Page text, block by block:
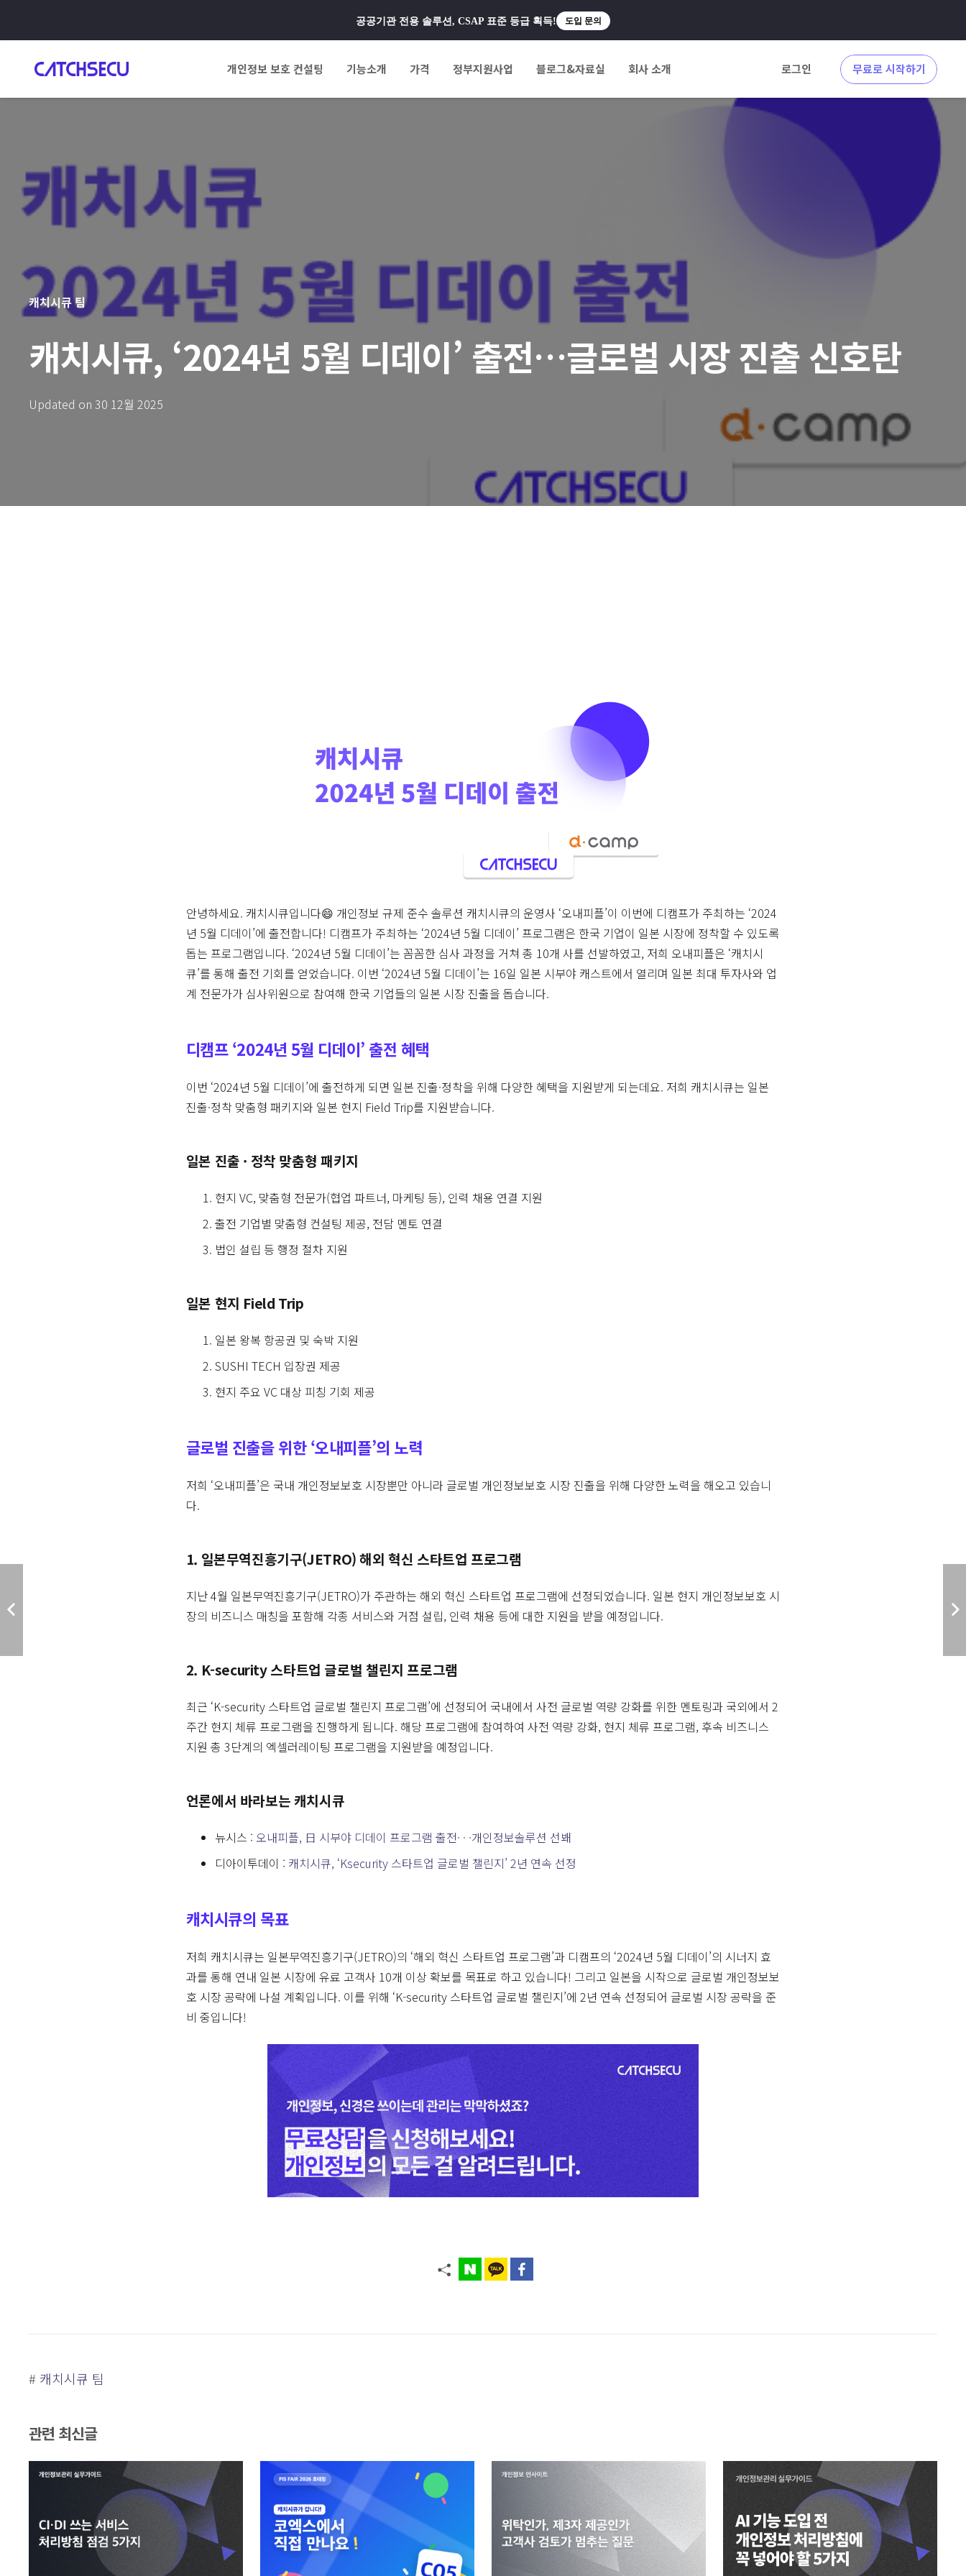
공공기관 전용 솔루션, CSAP 표준 등급 획득! 도입 문의
개인정보 보호 컨설팅 기능소개 가격 정부지원사업 블로그&자료실 회사 소개 로그인 무료로 시작하기
캐치시큐 팀
캐치시큐, ‘2024년 5월 디데이’ 출전…글로벌 시장 진출 신호탄
Updated on 30 12월 2025
안녕하세요. 캐치시큐입니다😄 개인정보 규제 준수 솔루션 캐치시큐의 운영사 ‘오내피플’이 이번에 디캠프가 주최하는 ‘2024
년 5월 디데이’에 출전합니다! 디캠프가 주최하는 ‘2024년 5월 디데이’ 프로그램은 한국 기업이 일본 시장에 정착할 수 있도록
돕는 프로그램입니다. ‘2024년 5월 디데이’는 꼼꼼한 심사 과정을 거쳐 총 10개 사를 선발하였고, 저희 오내피플은 ‘캐치시
큐’를 통해 출전 기회를 얻었습니다. 이번 ‘2024년 5월 디데이’는 16일 일본 시부야 캐스트에서 열리며 일본 최대 투자사와 업
계 전문가가 심사위원으로 참여해 한국 기업들의 일본 시장 진출을 돕습니다.
디캠프 ‘2024년 5월 디데이’ 출전 혜택
이번 ‘2024년 5월 디데이’에 출전하게 되면 일본 진출·정착을 위해 다양한 혜택을 지원받게 되는데요. 저희 캐치시큐는 일본
진출·정착 맞춤형 패키지와 일본 현지 Field Trip를 지원받습니다.
일본 진출 · 정착 맞춤형 패키지
현지 VC, 맞춤형 전문가(협업 파트너, 마케팅 등), 인력 채용 연결 지원
출전 기업별 맞춤형 컨설팅 제공, 전담 멘토 연결
법인 설립 등 행정 절차 지원
일본 현지 Field Trip
일본 왕복 항공권 및 숙박 지원
SUSHI TECH 입장권 제공
현지 주요 VC 대상 피칭 기회 제공
글로벌 진출을 위한 ‘오내피플’의 노력
저희 ‘오내피플’은 국내 개인정보보호 시장뿐만 아니라 글로벌 개인정보보호 시장 진출을 위해 다양한 노력을 해오고 있습니
다.
1. 일본무역진흥기구(JETRO) 해외 혁신 스타트업 프로그램
지난 4월 일본무역진흥기구(JETRO)가 주관하는 해외 혁신 스타트업 프로그램에 선정되었습니다. 일본 현지 개인정보보호 시
장의 비즈니스 매칭을 포함해 각종 서비스와 거점 설립, 인력 채용 등에 대한 지원을 받을 예정입니다.
2. K-security 스타트업 글로벌 챌린지 프로그램
최근 ‘K-security 스타트업 글로벌 챌린지 프로그램’에 선정되어 국내에서 사전 글로벌 역량 강화를 위한 멘토링과 국외에서 2
주간 현지 체류 프로그램을 진행하게 됩니다. 해당 프로그램에 참여하여 사전 역량 강화, 현지 체류 프로그램, 후속 비즈니스
지원 총 3단계의 엑셀러레이팅 프로그램을 지원받을 예정입니다.
언론에서 바라보는 캐치시큐
뉴시스 : 오내피플, 日 시부야 디데이 프로그램 출전· · ·개인정보솔루션 선봬
디아이투데이 : 캐치시큐, ‘Ksecurity 스타트업 글로벌 챌린지’ 2년 연속 선정
캐치시큐의 목표
저희 캐치시큐는 일본무역진흥기구(JETRO)의 ‘해외 혁신 스타트업 프로그램’과 디캠프의 ‘2024년 5월 디데이’의 시너지 효
과를 통해 연내 일본 시장에 유료 고객사 10개 이상 확보를 목표로 하고 있습니다! 그리고 일본을 시작으로 글로벌 개인정보보
호 시장 공략에 나설 계획입니다. 이를 위해 ‘K-security 스타트업 글로벌 챌린지’에 2년 연속 선정되어 글로벌 시장 공략을 준
비 중입니다!
# 캐치시큐 팀
관련 최신글